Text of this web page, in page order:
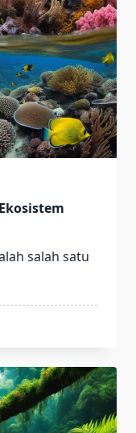
salah satu